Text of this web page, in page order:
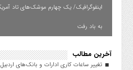
به باد رفت
آخرین مطالب
تغییر ساعات کاری ادارات و بانک‌های اردبیل